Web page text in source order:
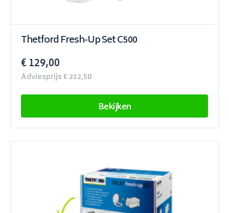
Thetford Fresh-Up Set C500
€ 129,00
Adviesprijs € 212,50
Bekijken